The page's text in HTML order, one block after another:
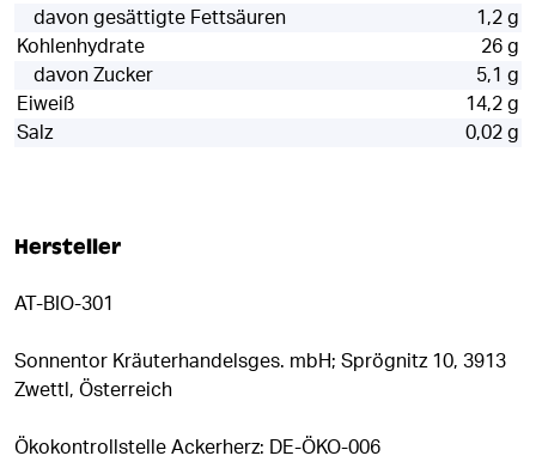
davon gesättigte Fettsäuren
1,2 g
Kohlenhydrate
26 g
davon Zucker
5,1 g
Eiweiß
14,2 g
Salz
0,02 g
Hersteller
AT-BIO-301
Sonnentor Kräuterhandelsges. mbH; Sprögnitz 10, 3913
Zwettl, Österreich
Ökokontrollstelle Ackerherz: DE-ÖKO-006